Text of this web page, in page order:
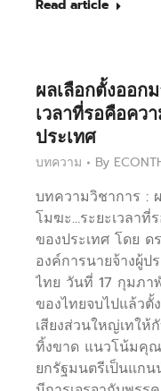
Read article
ผลเลือกตั้งออก
เวลาที่รอคือคว
ประเทศ
บทความ By
บทความวิชาการ :
โมฆะ…ระยะเวลาที่
ของประเทศ โดย
องค์การนายจ้างผู้
ไทย วันที่ 17 กุมภ
ของไทยจบไปแล้ว
เสียงส่วนใหญ่เทให้
ทิ้งขาด แนวโน้มคุ
ยกรัฐมนตรีเป็นแกน